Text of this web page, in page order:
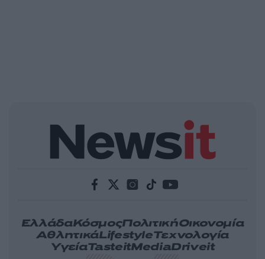
ΕλλάδαΚόσμοςΠολιτικήΟικονομία
ΑθλητικάLifestyleΤεχνολογία
ΥγείαTasteitMediaDriveit